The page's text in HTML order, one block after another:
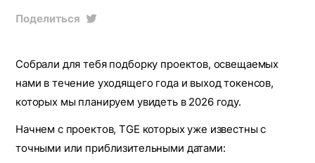
Поделиться
Собрали для тебя подборку проектов, освещаемых
нами в течение уходящего года и выход токенсов,
которых мы планируем увидеть в 2026 году.
Начнем с проектов, TGE которых уже известны с
точными или приблизительными датами: